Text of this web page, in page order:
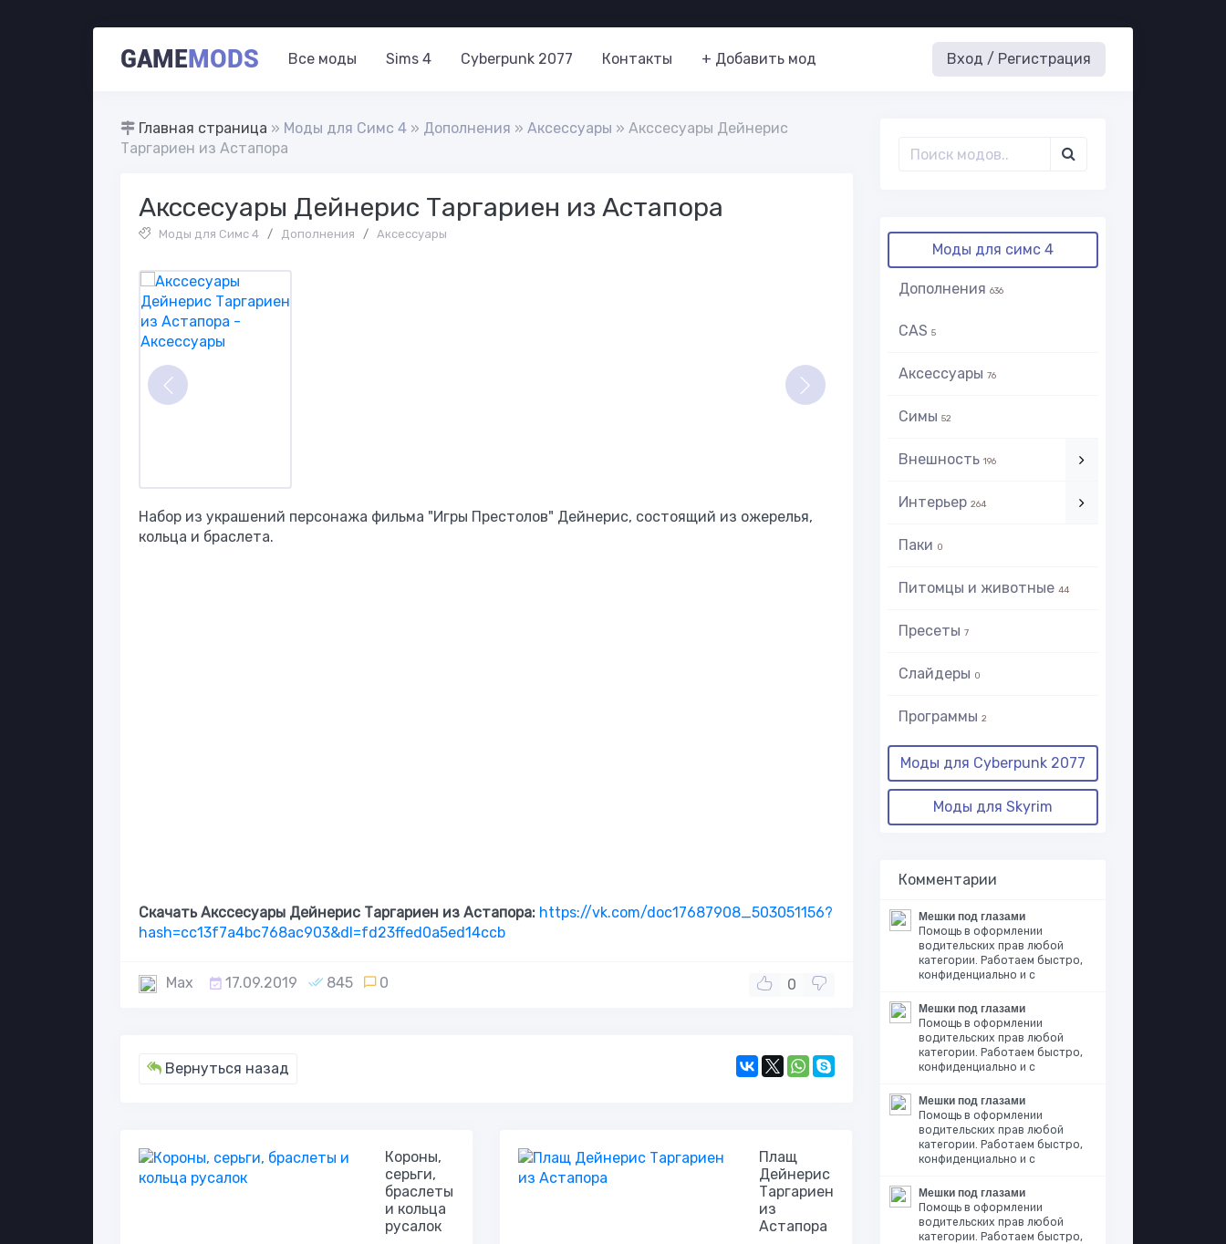
GAMEMODS Все моды Sims 4 Cyberpunk 2077 Контакты + Добавить мод Вход / Регистрация
Главная страница » Моды для Симс 4 » Дополнения » Аксессуары » Акссесуары Дейнерис
Таргариен из Астапора
Акссесуары Дейнерис Таргариен из Астапора
Моды для Симс 4 / Дополнения / Аксессуары
Набор из украшений персонажа фильма "Игры Престолов" Дейнерис, состоящий из ожерелья,
кольца и браслета.
Скачать Акссесуары Дейнерис Таргариен из Астапора: https://vk.com/doc17687908_503051156?
hash=cc13f7a4bc768ac903&dl=fd23ffed0a5ed14ccb
Max 17.09.2019 845 0 0
Вернуться назад
Короны,
серьги,
браслеты
и кольца
русалок
Плащ
Дейнерис
Таргариен
из
Астапора
Моды для симс 4
Дополнения 636
CAS 5
Аксессуары 76
Симы 52
Внешность 196
Интерьер 264
Паки 0
Питомцы и животные 44
Пресеты 7
Слайдеры 0
Программы 2
Моды для Cyberpunk 2077
Моды для Skyrim
Комментарии
Мешки под глазами
Помощь в оформлении
водительских прав любой
категории. Работаем быстро,
конфиденциально и с
Мешки под глазами
Помощь в оформлении
водительских прав любой
категории. Работаем быстро,
конфиденциально и с
Мешки под глазами
Помощь в оформлении
водительских прав любой
категории. Работаем быстро,
конфиденциально и с
Мешки под глазами
Помощь в оформлении
водительских прав любой
категории. Работаем быстро,